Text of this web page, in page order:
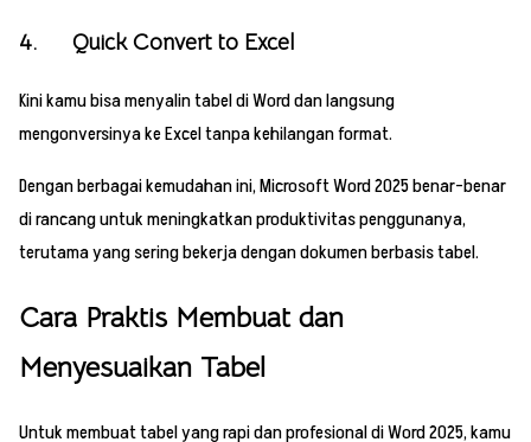
4. Quick Convert to Excel
Kini kamu bisa menyalin tabel di Word dan langsung
mengonversinya ke Excel tanpa kehilangan format.
Dengan berbagai kemudahan ini, Microsoft Word 2025 benar-benar
di rancang untuk meningkatkan produktivitas penggunanya,
terutama yang sering bekerja dengan dokumen berbasis tabel.
Cara Praktis Membuat dan
Menyesuaikan Tabel
Untuk membuat tabel yang rapi dan profesional di Word 2025, kamu